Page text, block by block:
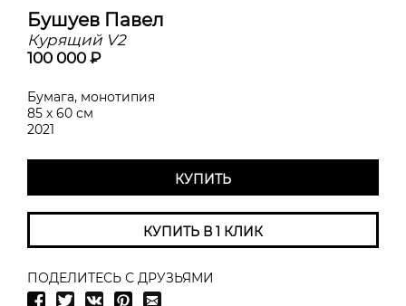
Бушуев Павел
Курящий V2
100 000 ₽
Бумага, монотипия
85 х 60 см
2021
КУПИТЬ
КУПИТЬ В 1 КЛИК
ПОДЕЛИТЕСЬ С ДРУЗЬЯМИ